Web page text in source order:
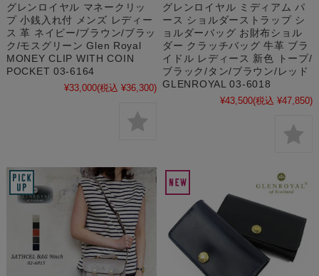
グレンロイヤル マネークリッ
プ 小銭入れ付 メンズ レディー
ス 革 ネイビー/ブラウン/ブラッ
ク/モスグリーン Glen Royal
MONEY CLIP WITH COIN
POCKET 03-6164
¥33,000(税込 ¥36,300)
グレンロイヤル ミディアム パ
ース ショルダーストラップ シ
ョルダーバッグ お財布ショル
ダー クラッチバッグ 牛革 ブラ
イドル レディース 新色 トープ/
ブラック/タン/ブラウン/レッド
GLENROYAL 03-6018
¥43,500(税込 ¥47,850)